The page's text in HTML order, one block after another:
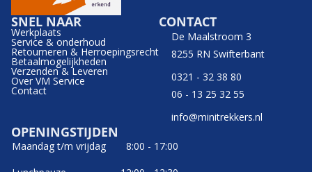
SNEL NAAR
Werkplaats
Service & onderhoud
Retourneren & Herroepingsrecht
Betaalmogelijkheden
Verzenden & Leveren
Over VM Service
Contact
CONTACT
De Maalstroom 3
8255 RN Swifterbant
0321 - 32 38 80
06 - 13 25 32 55
info@minitrekkers.nl
OPENINGSTIJDEN
Maandag t/m vrijdag
8:00 - 17:00